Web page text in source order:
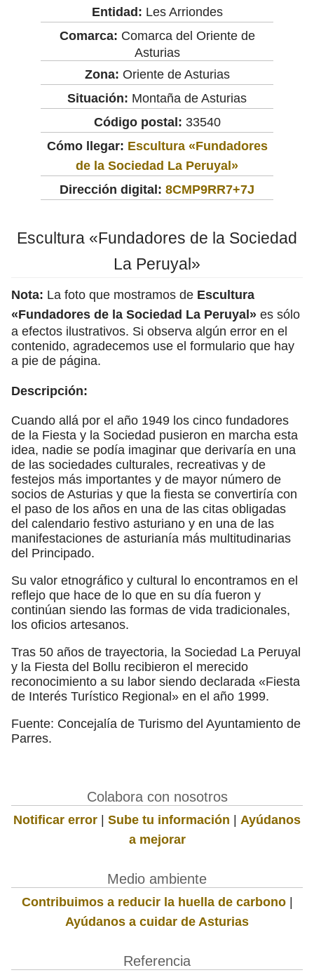
Entidad: Les Arriondes
Comarca: Comarca del Oriente de
Asturias
Zona: Oriente de Asturias
Situación: Montaña de Asturias
Código postal: 33540
Cómo llegar: Escultura «Fundadores
de la Sociedad La Peruyal»
Dirección digital: 8CMP9RR7+7J
Escultura «Fundadores de la Sociedad
La Peruyal»
Nota: La foto que mostramos de Escultura
«Fundadores de la Sociedad La Peruyal» es sólo
a efectos ilustrativos. Si observa algún error en el
contenido, agradecemos use el formulario que hay
a pie de página.
Descripción:
Cuando allá por el año 1949 los cinco fundadores
de la Fiesta y la Sociedad pusieron en marcha esta
idea, nadie se podía imaginar que derivaría en una
de las sociedades culturales, recreativas y de
festejos más importantes y de mayor número de
socios de Asturias y que la fiesta se convertiría con
el paso de los años en una de las citas obligadas
del calendario festivo asturiano y en una de las
manifestaciones de asturianía más multitudinarias
del Principado.
Su valor etnográfico y cultural lo encontramos en el
reflejo que hace de lo que en su día fueron y
continúan siendo las formas de vida tradicionales,
los oficios artesanos.
Tras 50 años de trayectoria, la Sociedad La Peruyal
y la Fiesta del Bollu recibieron el merecido
reconocimiento a su labor siendo declarada «Fiesta
de Interés Turístico Regional» en el año 1999.
Fuente: Concejalía de Turismo del Ayuntamiento de
Parres.
Colabora con nosotros
Notificar error | Sube tu información | Ayúdanos
a mejorar
Medio ambiente
Contribuimos a reducir la huella de carbono|
Ayúdanos a cuidar de Asturias
Referencia